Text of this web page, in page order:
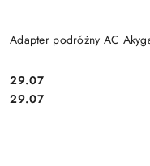
Adapter podróżny AC
Cena:
29.07
Cena:
29.07